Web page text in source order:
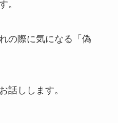
。
の際に気になる「偽
話しします。